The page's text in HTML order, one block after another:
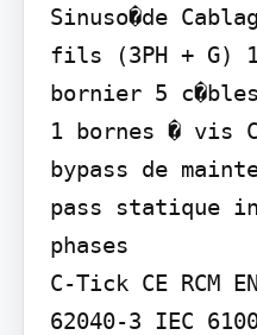
Sinuso�de
fils (3PH + G)
bornier 5
1 bornes � vis
bypass de
pass statique
phases
C-Tick CE RCM
62040-3 IEC